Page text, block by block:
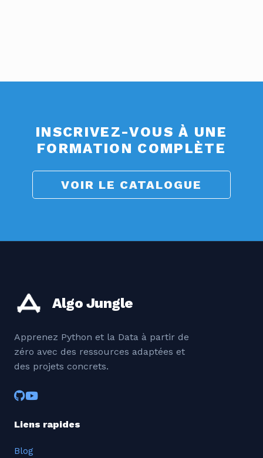
INSCRIVEZ-VOUS À UNE
FORMATION COMPLÈTE
VOIR LE CATALOGUE
Algo Jungle
Apprenez Python et la Data à partir de
zéro avec des ressources adaptées et
des projets concrets.
Liens rapides
Blog